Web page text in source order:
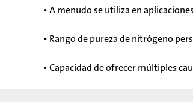
• A menudo se utiliza en
• Rango de pureza de nitrógeno
• Capacidad de ofrecer múltiples